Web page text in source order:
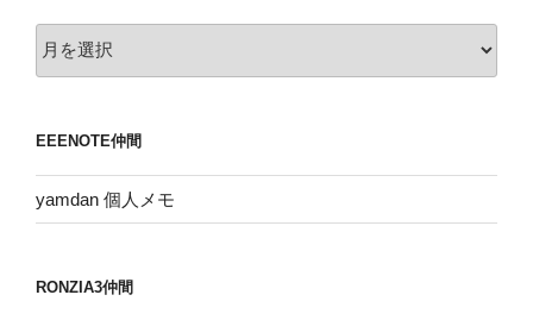
ー
ブ
EEENOTE仲間
yamdan 個人メモ
RONZIA3仲間